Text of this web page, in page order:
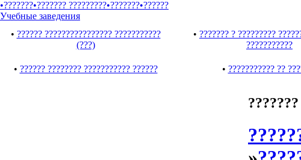
•???????•??????? ?????????•???????•??????
Учебные заведения
• ?????? ???????????????? ???????????
(???)
• ??????? ? ?????????
???????????
• ?????? ???????? ??????????? ?????? • ??????????? ??